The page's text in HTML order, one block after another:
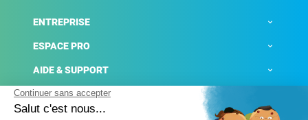
ENTREPRISE
ESPACE PRO
AIDE & SUPPORT
ACTUALITÉS